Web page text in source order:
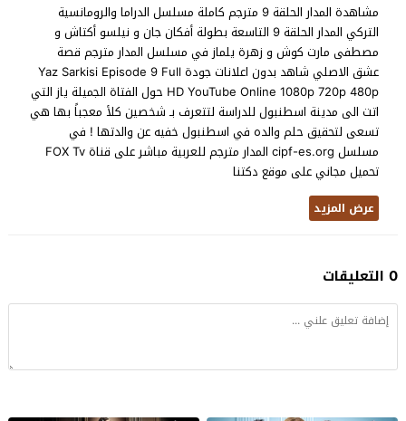
مشاهدة المدار الحلقة 9 مترجم كاملة مسلسل الدراما والرومانسية
التركي المدار الحلقة 9 التاسعة بطولة أفكان جان و نيلسو أكتاش و
مصطفى مارت كوش و زهرة يلماز في مسلسل المدار مترجم قصة
عشق الاصلي شاهد بدون اعلانات جودة Yaz Sarkisi Episode 9 Full
HD YouTube Online 1080p 720p 480p حول الفتاة الجميلة ياز التي
اتت الى مدينة اسطنبول للدراسة لتتعرف بـ شخصين كلأ معجباً بها هي
تسعى لتحقيق حلم والده في اسطنبول خفيه عن والدتها ! في
مسلسل cipf-es.org المدار مترجم للعربية مباشر على قناة FOX Tv
تحميل مجاني على موقع دكتنا
عرض المزيد
0 التعليقات